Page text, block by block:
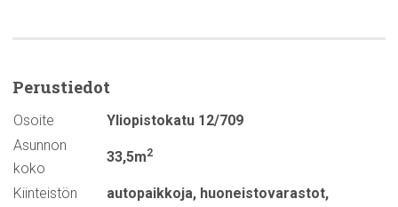
Perustiedot
Osoite
Yliopistokatu 12/709
Asunnon
koko
33,5m2
Kiinteistön
autopaikkoja, huoneistovarastot,